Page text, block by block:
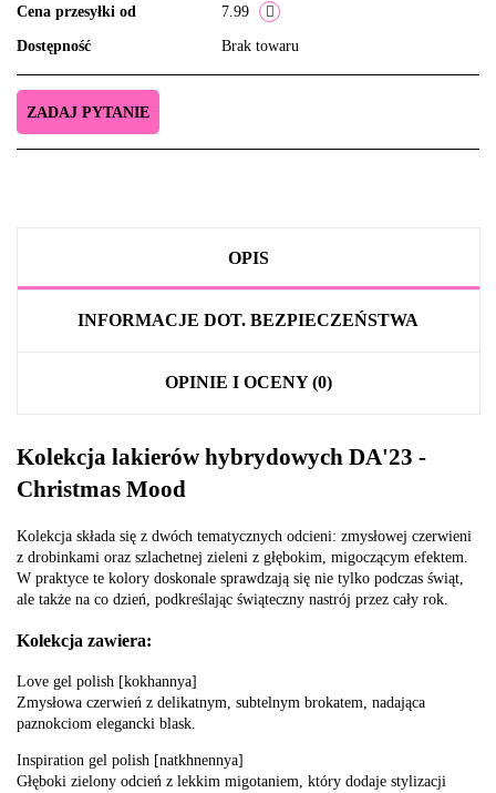
Cena przesyłki od 7.99
Dostępność Brak towaru
ZADAJ PYTANIE
OPIS
INFORMACJE DOT. BEZPIECZEŃSTWA
OPINIE I OCENY (0)
Kolekcja lakierów hybrydowych DA'23 -
Christmas Mood
Kolekcja składa się z dwóch tematycznych odcieni: zmysłowej czerwieni
z drobinkami oraz szlachetnej zieleni z głębokim, migoczącym efektem.
W praktyce te kolory doskonale sprawdzają się nie tylko podczas świąt,
ale także na co dzień, podkreślając świąteczny nastrój przez cały rok.
Kolekcja zawiera:
Love gel polish [kokhannya]
Zmysłowa czerwień z delikatnym, subtelnym brokatem, nadająca
paznokciom elegancki blask.
Inspiration gel polish [natkhnennya]
Głęboki zielony odcień z lekkim migotaniem, który dodaje stylizacji